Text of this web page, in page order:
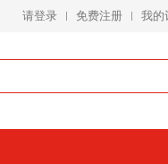
请登录 免费注册 我的